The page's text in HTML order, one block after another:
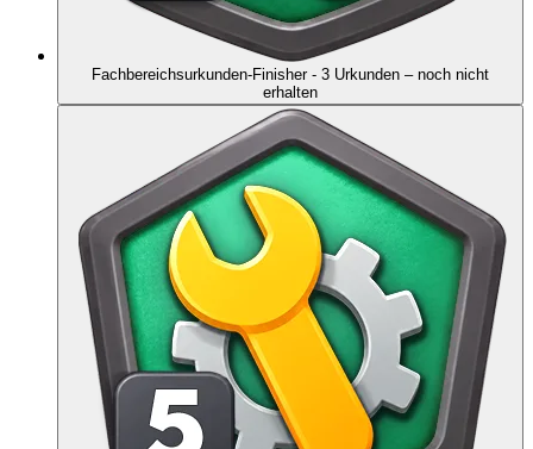
Fachbereichsurkunden-Finisher - 3 Urkunden – noch nicht
erhalten